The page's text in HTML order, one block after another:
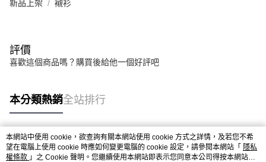
新品上架 襯衫
評價
喜歡這個商品嗎？購買後給他一個好評吧
本分類熱銷全站排行
熱門標籤
本網站中使用 cookie，欲查詢有關本網站使用 cookie 方式之詳情，及若您不希
望在電腦上使用 cookie 時應如何變更電腦的 cookie 設定，請參閱本網站「 隱私
權條款 」之 Cookie 聲明。您繼續使用本網站即表示您同意本公司得按本網站使